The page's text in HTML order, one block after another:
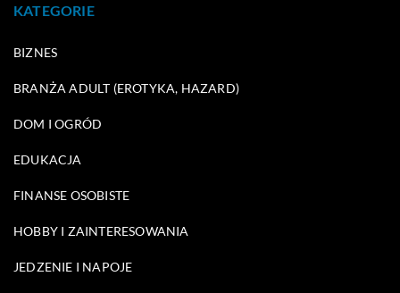
KATEGORIE
BIZNES
BRANŻA ADULT (EROTYKA, HAZARD)
DOM I OGRÓD
EDUKACJA
FINANSE OSOBISTE
HOBBY I ZAINTERESOWANIA
JEDZENIE I NAPOJE